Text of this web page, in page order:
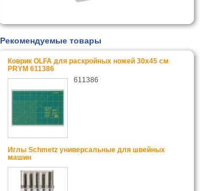
Рекомендуемые товары
Коврик OLFA для раскройных ножей 30x45 см
PRYM 611386
611386
Иглы Schmetz универсальные для швейных
машин